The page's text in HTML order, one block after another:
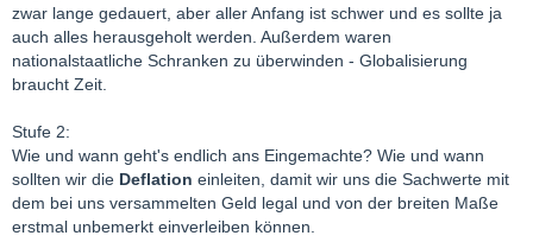
zwar lange gedauert, aber aller Anfang ist schwer und es sollte ja
auch alles herausgeholt werden. Außerdem waren
nationalstaatliche Schranken zu überwinden - Globalisierung
braucht Zeit.
Stufe 2:
Wie und wann geht's endlich ans Eingemachte? Wie und wann
sollten wir die Deflation einleiten, damit wir uns die Sachwerte mit
dem bei uns versammelten Geld legal und von der breiten Maße
erstmal unbemerkt einverleiben können.